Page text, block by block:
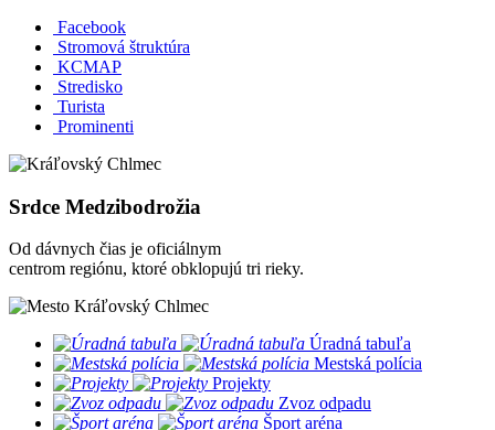
Facebook
Stromová štruktúra
KCMAP
Stredisko
Turista
Prominenti
Srdce Medzibodrožia
Od dávnych čias je oficiálnym
centrom regiónu, ktoré obklopujú tri rieky.
Úradná tabuľa
Mestská polícia
Projekty
Zvoz odpadu
Šport aréna